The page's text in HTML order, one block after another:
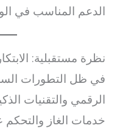
الدعم المناسب في
نظرة مستقبلية:
في ظل التطورات
الرقمي والتقنيات
خدمات الغاز والتحكم